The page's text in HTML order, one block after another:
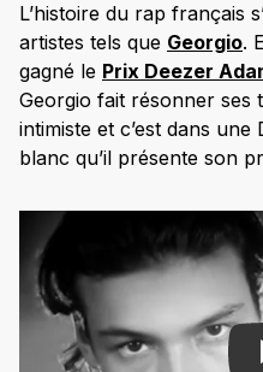
L’histoire du rap français
artistes tels que Georgio.
gagné le Prix Deezer
Georgio fait résonner ses
intimiste et c’est dans
blanc qu’il présente son